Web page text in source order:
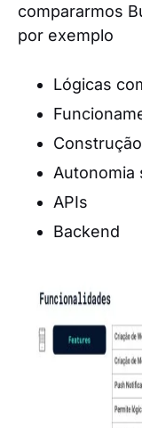
compararmos
por exemplo
Lógicas
Autonomia
APIs
Backend